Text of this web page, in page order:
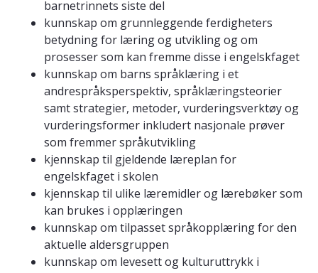
barnetrinnets siste del
kunnskap om grunnleggende ferdigheters
betydning for læring og utvikling og om
prosesser som kan fremme disse i engelskfaget
kunnskap om barns språklæring i et
andrespråksperspektiv, språklæringsteorier
samt strategier, metoder, vurderingsverktøy og
vurderingsformer inkludert nasjonale prøver
som fremmer språkutvikling
kjennskap til gjeldende læreplan for
engelskfaget i skolen
kjennskap til ulike læremidler og lærebøker som
kan brukes i opplæringen
kunnskap om tilpasset språkopplæring for den
aktuelle aldersgruppen
kunnskap om levesett og kulturuttrykk i